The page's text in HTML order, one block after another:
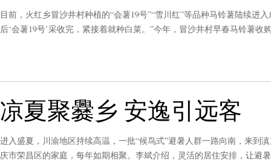
目前，火红乡冒沙井村种植的“会薯19号”“雪川红”等品种马铃薯陆续进
后‘会薯19号’采收完，紧接着就种白菜。”今年，冒沙井村早春马铃薯
凉夏聚爨乡 安逸引远客
进入盛夏，川渝地区持续高温，一批“候鸟式”避暑人群一路向南，来到
庆市荣昌区的家庭，每年如期相聚。李斌介绍，灵活的居住安排，让